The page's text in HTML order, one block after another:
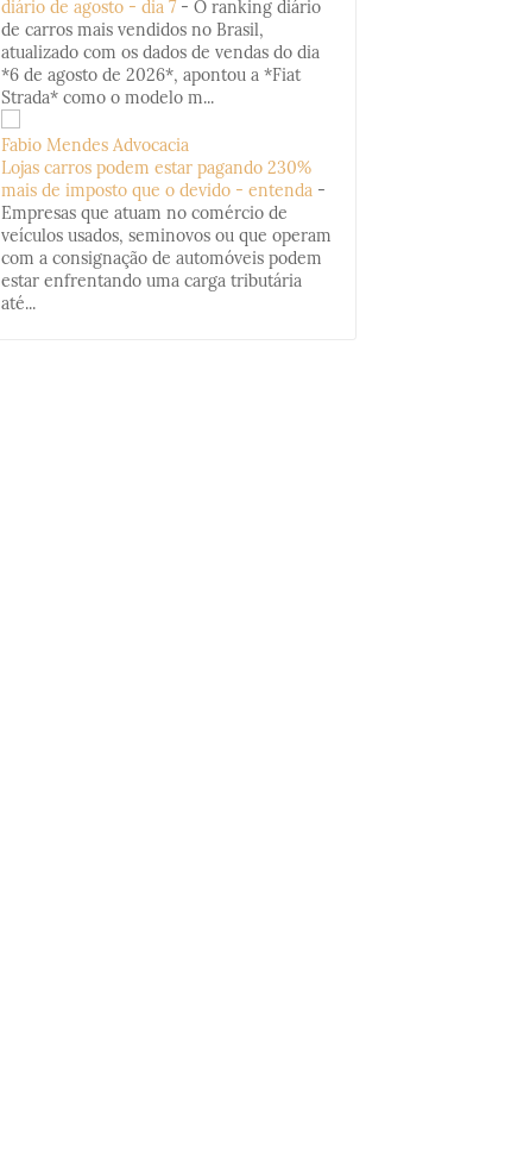
diário de agosto - dia 7 - O ranking diário
de carros mais vendidos no Brasil,
atualizado com os dados de vendas do dia
*6 de agosto de 2026*, apontou a *Fiat
Strada* como o modelo m...
Fabio Mendes Advocacia
Lojas carros podem estar pagando 230%
mais de imposto que o devido - entenda -
Empresas que atuam no comércio de
veículos usados, seminovos ou que operam
com a consignação de automóveis podem
estar enfrentando uma carga tributária
até...